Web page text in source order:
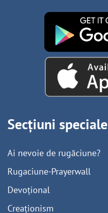
Secțiuni speciale
Ai nevoie de rugăciune?
Rugaciune-Prayerwall
Devoțional
Creaționism